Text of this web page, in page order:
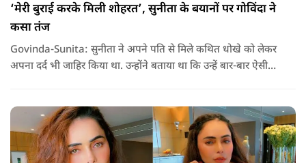
‘मेरी बुराई करके मिली शोहरत’, सुनीता के बयानों पर गोविंदा ने
कसा तंज
Govinda-Sunita: सुनीता ने अपने पति से मिले कथित धोखे को लेकर
अपना दर्द भी जाहिर किया था. उन्होंने बताया था कि उन्हें बार-बार ऐसी
रिश्ते को लेकर चर्चा तेज हो गई थी.